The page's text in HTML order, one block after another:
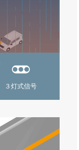
３灯式信号